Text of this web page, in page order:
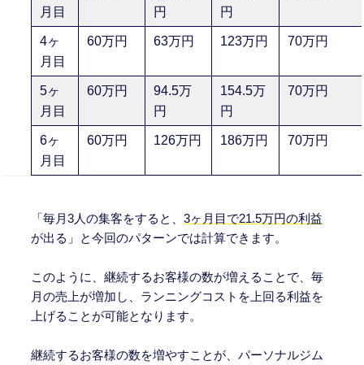
月目
円
円
4ヶ
月目
60万円 63万円 123万円 70万円
5ヶ
月目
60万円
94.5万
円
154.5万
円
70万円
6ヶ
月目
60万円 126万円 186万円 70万円
「毎月3人の集客をすると、3ヶ月目で21.5万円の利益
が出る」と今回のパターンでは計算できます。
このように、継続するお客様の数が増えることで、毎
月の売上が増加し、ランニングコストを上回る利益を
上げることが可能となります。
継続するお客様の数を増やすことが、パーソナルジム